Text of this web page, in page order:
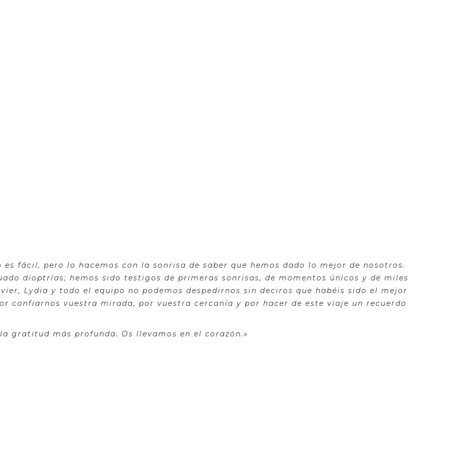
es fácil, pero lo hacemos con la sonrisa de saber que hemos dado lo mejor de nosotros.
dioptrías; hemos sido testigos de primeras sonrisas, de momentos únicos y de miles
Lydia y todo el equipo no podemos despedirnos sin deciros que habéis sido el mejor
confiarnos vuestra mirada, por vuestra cercanía y por hacer de este viaje un recuerdo
gratitud más profunda. Os llevamos en el corazón.»